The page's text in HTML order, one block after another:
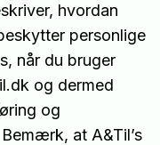
hvordan
personlige
når du bruger
og dermed
og
at A&Til’s